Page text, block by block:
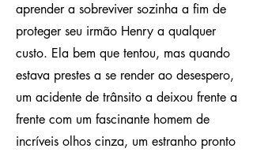
aprender a sobreviver sozinha a fim de
proteger seu irmão Henry a qualquer
custo. Ela bem que tentou, mas quando
estava prestes a se render ao desespero,
um acidente de trânsito a deixou frente a
frente com um fascinante homem de
incríveis olhos cinza, um estranho pronto